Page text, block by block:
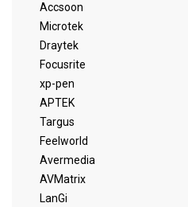
Accsoon
Microtek
Draytek
Focusrite
xp-pen
APTEK
Targus
Feelworld
Avermedia
AVMatrix
LanGi